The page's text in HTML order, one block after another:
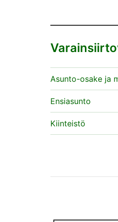
Asunto-osake ja
Ensiasunto
Kiinteistö